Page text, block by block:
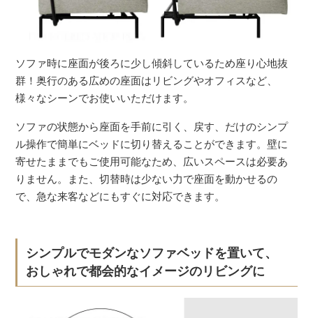
ソファ時に座面が後ろに少し傾斜しているため座り心地抜
群！奥行のある広めの座面はリビングやオフィスなど、
様々なシーンでお使いいただけます。
ソファの状態から座面を手前に引く、戻す、だけのシンプ
ル操作で簡単にベッドに切り替えることができます。壁に
寄せたままでもご使用可能なため、広いスペースは必要あ
りません。また、切替時は少ない力で座面を動かせるの
で、急な来客などにもすぐに対応できます。
シンプルでモダンなソファベッドを置いて、
おしゃれで都会的なイメージのリビングに